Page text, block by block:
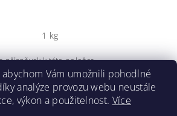
1 kg
příspěvek k této položce.
abychom Vám umožnili pohodlné
analýze provozu webu neustále
výkon a použitelnost. Více